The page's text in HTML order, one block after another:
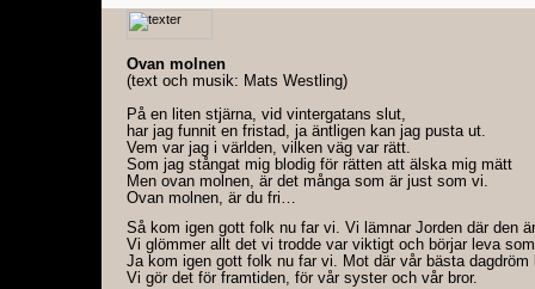
Ovan molnen
(text och musik: Mats Westling)
På en liten stjärna, vid vintergatans slut,
har jag funnit en fristad, ja äntligen kan jag pusta ut.
Vem var jag i världen, vilken väg var rätt.
Som jag stångat mig blodig för rätten att älska mig mätt
Men ovan molnen, är det många som är just som vi.
Ovan molnen, är du fri…
Så kom igen gott folk nu far vi. Vi lämnar Jorden där den
Vi glömmer allt det vi trodde var viktigt och börjar leva
Ja kom igen gott folk nu far vi. Mot där vår bästa dagdröm
Vi gör det för framtiden, för vår syster och vår bror.